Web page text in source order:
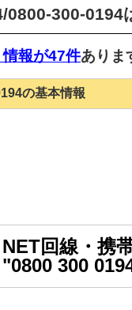
0800-300-0194
報が47件ありま
の基本情報
NET回線・携
"0800 300